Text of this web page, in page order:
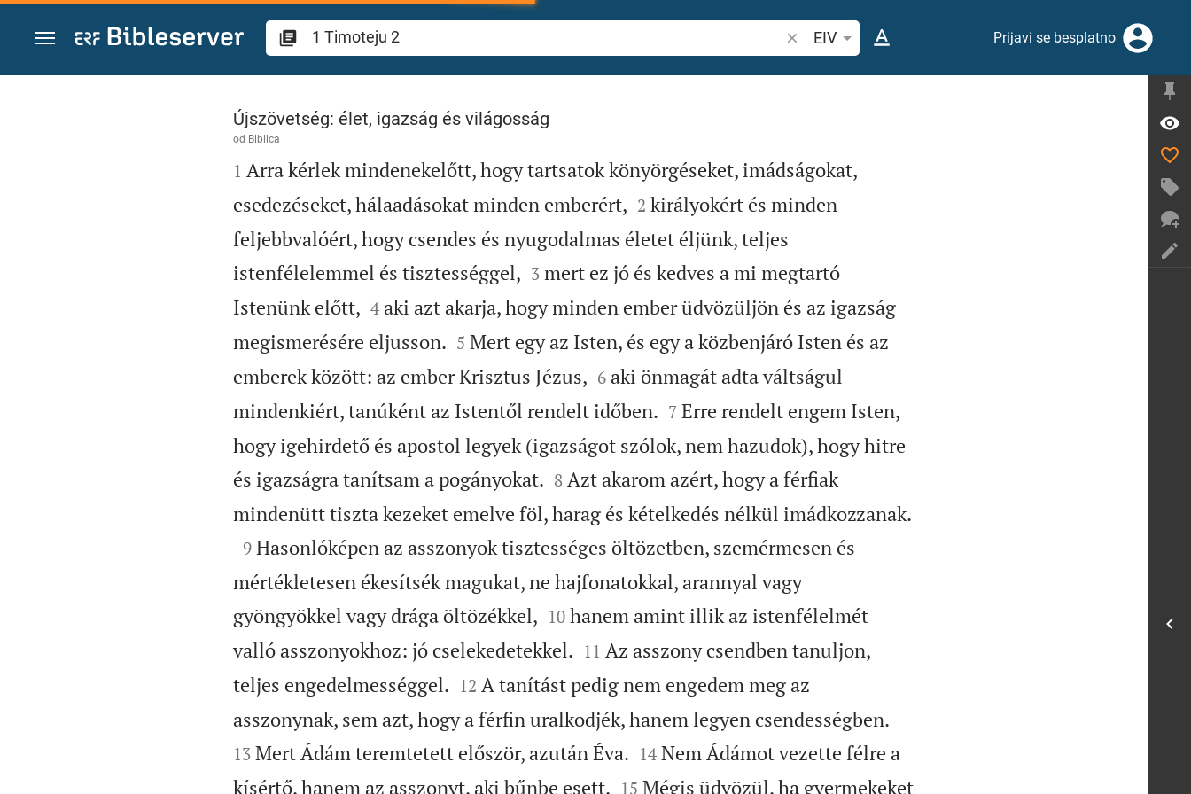
Skoči na sadržaj
Pretraži biblijski stih ili riječ
EIV Prijavi se besplatno
1 Timoteju 2
Újszövetség: élet, igazság és világosság
od Biblica

1 Arra kérlek mindenekelőtt, hogy tartsatok könyörgéseket, imádságokat,
esedezéseket, hálaadásokat minden emberért,
2 királyokért és minden
feljebbvalóért, hogy csendes és nyugodalmas életet éljünk, teljes
istenfélelemmel és tisztességgel,
3 mert ez jó és kedves a mi megtartó
Istenünk előtt,
4 aki azt akarja, hogy minden ember üdvözüljön és az igazság
megismerésére eljusson.
5 Mert egy az Isten, és egy a közbenjáró Isten és az
emberek között: az ember Krisztus Jézus,
6 aki önmagát adta váltságul
mindenkiért, tanúként az Istentől rendelt időben.
7 Erre rendelt engem Isten,
hogy igehirdető és apostol legyek (igazságot szólok, nem hazudok), hogy hitre
és igazságra tanítsam a pogányokat.
8 Azt akarom azért, hogy a férfiak
mindenütt tiszta kezeket emelve föl, harag és kételkedés nélkül imádkozzanak.

9 Hasonlóképen az asszonyok tisztességes öltözetben, szemérmesen és
mértékletesen ékesítsék magukat, ne hajfonatokkal, arannyal vagy
gyöngyökkel vagy drága öltözékkel,
10 hanem amint illik az istenfélelmét
valló asszonyokhoz: jó cselekedetekkel.
11 Az asszony csendben tanuljon,
teljes engedelmességgel.
12 A tanítást pedig nem engedem meg az
asszonynak, sem azt, hogy a férfin uralkodjék, hanem legyen csendességben.
13 Mert Ádám teremtetett először, azután Éva.
14 Nem Ádámot vezette félre a
kísértő, hanem az asszonyt, aki bűnbe esett.
15 Mégis üdvözül, ha gyermekeket